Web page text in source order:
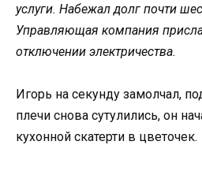
услуги. Набежал долг почти
Управляющая компания
отключении электричества.
Игорь на секунду замолчал,
плечи снова сутулились, он
кухонной скатерти в цветочек.